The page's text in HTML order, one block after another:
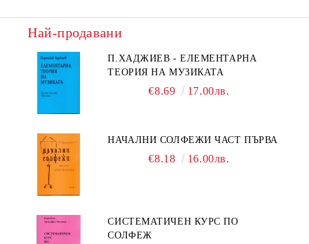
Най-продавани
П.ХАДЖИЕВ - ЕЛЕМЕНТАРНА
ТЕОРИЯ НА МУЗИКАТА
€8.69 17.00лв.
НАЧАЛНИ СОЛФЕЖИ ЧАСТ ПЪРВА
€8.18 16.00лв.
СИСТЕМАТИЧЕН КУРС ПО
СОЛФЕЖ